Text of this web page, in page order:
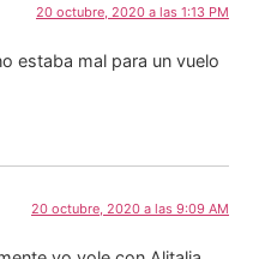
20 octubre, 2020 a las 1:13 PM
estaba mal para un vuelo
20 octubre, 2020 a las 9:09 AM